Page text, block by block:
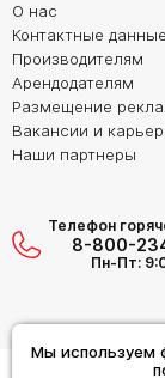
Мы используем
О нас
Контактные данные
Производителям
Арендодателям
Размещение
Вакансии и
Наши партнеры
Телефон
8-800-
Пн-Пт: